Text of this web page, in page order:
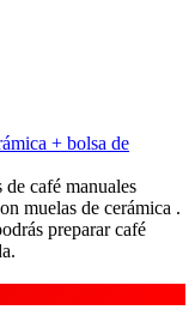
+ bolsa de
café manuales
muelas de cerámica .
preparar café